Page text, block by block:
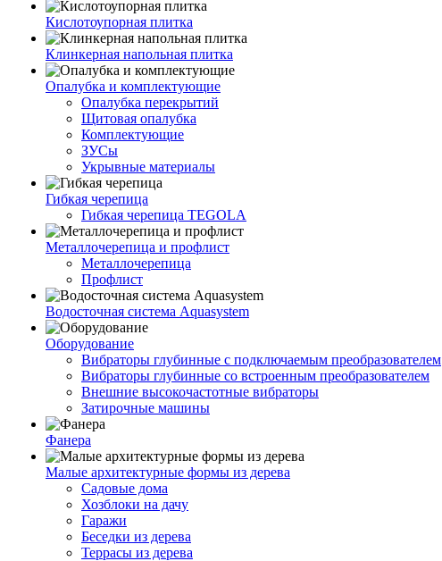
Кислотоупорная плитка
Клинкерная напольная плитка
Опалубка и комплектующие
Опалубка перекрытий
Щитовая опалубка
Комплектующие
ЗУСы
Укрывные материалы
Гибкая черепица
Гибкая черепица TEGOLA
Металлочерепица и профлист
Металлочерепица
Профлист
Водосточная система Aquasystem
Оборудование
Вибраторы глубинные с подключаемым преобразователем
Вибраторы глубинные со встроенным преобразователем
Внешние высокочастотные вибраторы
Затирочные машины
Фанера
Малые архитектурные формы из дерева
Садовые дома
Хозблоки на дачу
Гаражи
Беседки из дерева
Террасы из дерева